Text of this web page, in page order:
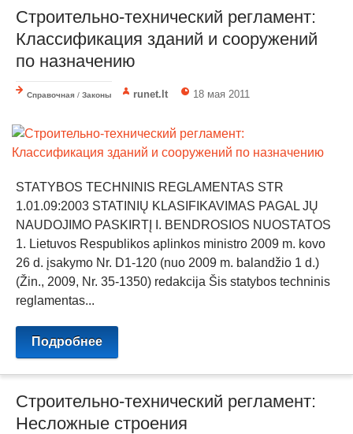
Строительно-технический регламент:
Классификация зданий и сооружений
по назначению
Справочная / Законы runet.lt 18 мая 2011
STATYBOS TECHNINIS REGLAMENTAS STR
1.01.09:2003 STATINIŲ KLASIFIKAVIMAS PAGAL JŲ
NAUDOJIMO PASKIRTĮ I. BENDROSIOS NUOSTATOS
1. Lietuvos Respublikos aplinkos ministro 2009 m. kovo
26 d. įsakymo Nr. D1-120 (nuo 2009 m. balandžio 1 d.)
(Žin., 2009, Nr. 35-1350) redakcija Šis statybos techninis
reglamentas...
Подробнее
Строительно-технический регламент:
Несложные строения